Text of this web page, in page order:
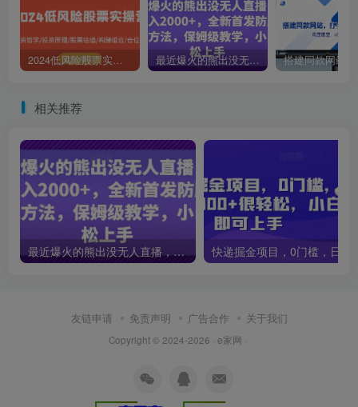
2024低风险股票实操营：投资哲学/投资原理/股票估值/构建组合/仓位控制 最近爆火的熊出没无人直播，轻松日入2000+，全新首发防版权违规方法【揭秘】
相关推荐
最近爆火的熊出没无人直播，轻松日入2000+，全新首发防版权违规方法【揭秘】
友链申请 免责声明 广告合作 关于我们
Copyright © 2024-2026 · e家网 ·